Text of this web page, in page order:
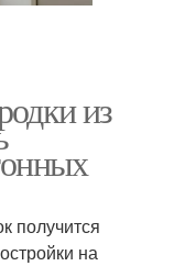
из
получится
на